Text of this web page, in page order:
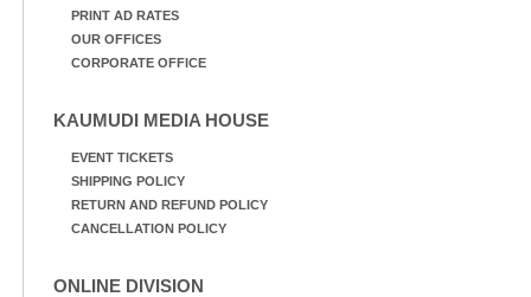
PRINT AD RATES
OUR OFFICES
CORPORATE OFFICE
KAUMUDI MEDIA HOUSE
EVENT TICKETS
SHIPPING POLICY
RETURN AND REFUND POLICY
CANCELLATION POLICY
ONLINE DIVISION